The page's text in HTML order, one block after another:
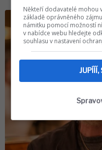
Někteří dodavatelé mohou
základě oprávněného
námitku pomocí možností
v nabídce webu hledejte
souhlasu v nastavení
JUPÍÍÍ,